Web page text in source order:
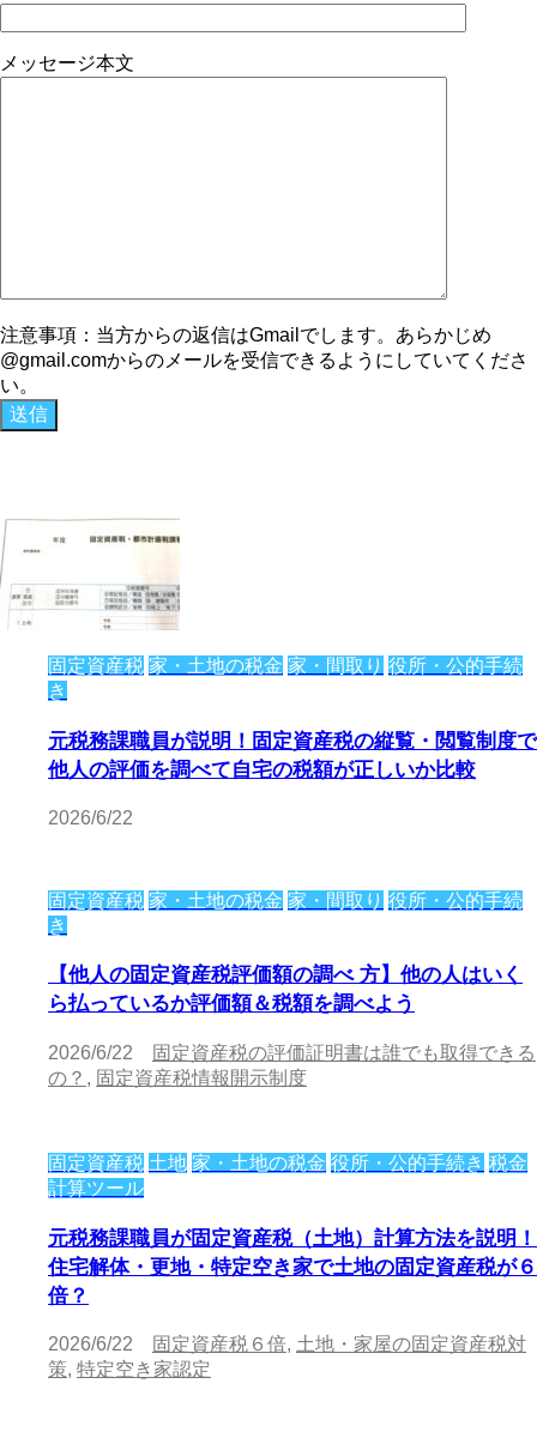
メッセージ本文
注意事項：当方からの返信はGmailでします。あらかじめ
@gmail.comからのメールを受信できるようにしていてくださ
い。
固定資産税 家・土地の税金 家・間取り 役所・公的手続
き
元税務課職員が説明！固定資産税の縦覧・閲覧制度で
他人の評価を調べて自宅の税額が正しいか比較
2026/6/22
固定資産税 家・土地の税金 家・間取り 役所・公的手続
き
【他人の固定資産税評価額の調べ 方】他の人はいく
ら払っているか評価額＆税額を調べよう
2026/6/22
固定資産税の評価証明書は誰でも取得できる
の？ , 固定資産税情報開示制度
固定資産税 土地 家・土地の税金 役所・公的手続き 税金
計算ツール
元税務課職員が固定資産税（土地）計算方法を説明！
住宅解体・更地・特定空き家で土地の固定資産税が６
倍？
2026/6/22 固定資産税６倍, 土地・家屋の固定資産税対
策, 特定空き家認定